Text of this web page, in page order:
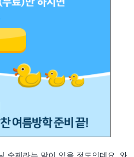
숙제라는 말이 있을 정도인데요. 와